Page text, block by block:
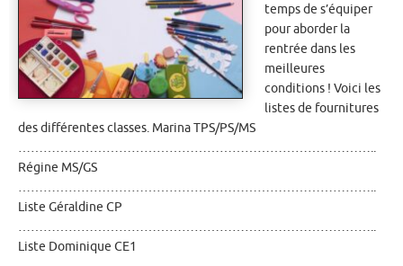
temps de s’équiper
pour aborder la
rentrée dans les
meilleures
conditions ! Voici les
listes de fournitures
des différentes classes. Marina TPS/PS/MS
…………………………………………………………………………..
Régine MS/GS
…………………………………………………………………………..
Liste Géraldine CP
…………………………………………………………………………..
Liste Dominique CE1